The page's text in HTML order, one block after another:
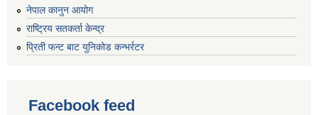
नेपाल कानुन आयोग
राष्ट्रिय सतकर्ता केन्द्र
प्रिती फन्ट बाट युनिकोड कन्भर्रटर
Facebook feed